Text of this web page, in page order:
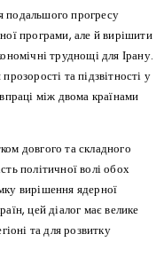
подальшого прогресу
програми, але й вирішити
труднощі для Ірану.
та підзвітності у
між двома країнами
довгого та складного
політичної волі обох
вирішення ядерної
цей діалог має велике
та для розвитку